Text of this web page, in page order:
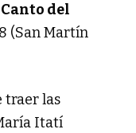
del
(San Martín
traer las
Itatí